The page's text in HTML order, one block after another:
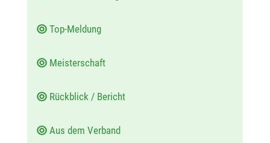
Top-Meldung
Meisterschaft
Rückblick / Bericht
Aus dem Verband